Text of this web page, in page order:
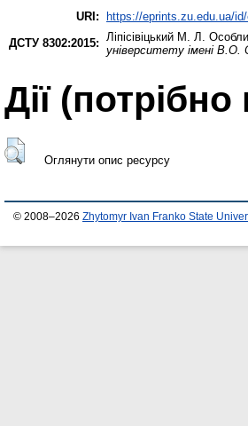
URI:
https://eprints.zu.edu.ua/
ДСТУ 8302:2015: Ліпісівіцький М. Л.
університету імені В.О.
Дії ​​(потрібно
Оглянути опис ресурсу
© 2008–2026 Zhytomyr Ivan Franko State